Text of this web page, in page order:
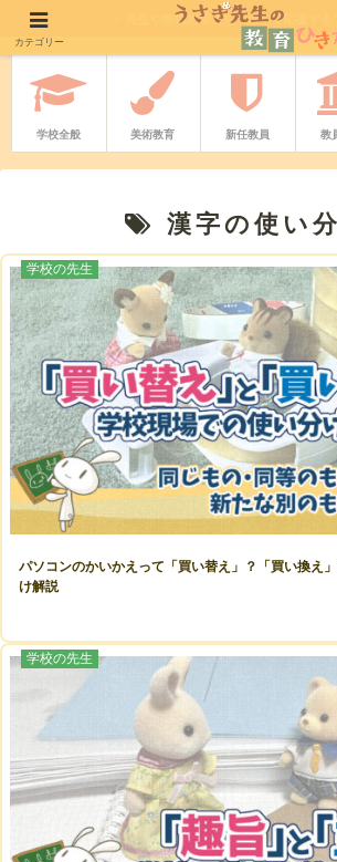
－ 先生や教職志望者をやさしく応援する
学校全般 美術教育 新任教員 教
漢字の使い
学校の先生
パソコンのかいかえって「買い替え」？「買い換え
け解説
学校の先生
カテゴリー